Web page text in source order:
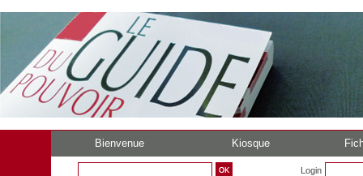
Bienvenue Kiosque
Login